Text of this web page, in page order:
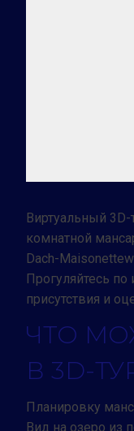
Виртуальный
комнатной
Dach-
Прогуляйтесь
присутствия и
ЧТО
В 3D-
Планировку
Вид на озеро из